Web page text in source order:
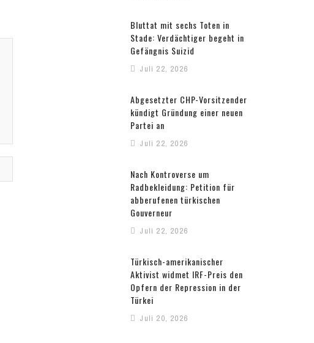
Bluttat mit sechs Toten in
Stade: Verdächtiger begeht in
Gefängnis Suizid
Juli 22, 2026
Abgesetzter CHP-Vorsitzender
kündigt Gründung einer neuen
Partei an
Juli 22, 2026
Nach Kontroverse um
Radbekleidung: Petition für
abberufenen türkischen
Gouverneur
Juli 22, 2026
Türkisch-amerikanischer
Aktivist widmet IRF-Preis den
Opfern der Repression in der
Türkei
Juli 20, 2026